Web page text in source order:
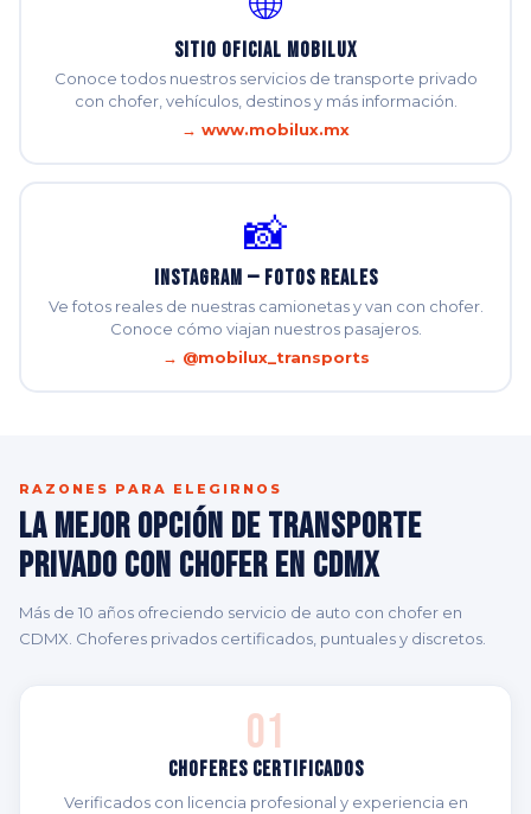
Sitio Oficial Mobilux
Conoce todos nuestros servicios de transporte privado
con chofer, vehículos, destinos y más información.
→ www.mobilux.mx
📸
Instagram — Fotos Reales
Ve fotos reales de nuestras camionetas y van con chofer.
Conoce cómo viajan nuestros pasajeros.
→ @mobilux_transports
RAZONES PARA ELEGIRNOS
La Mejor Opción de Transporte
Privado con Chofer en CDMX
Más de 10 años ofreciendo servicio de auto con chofer en
CDMX. Choferes privados certificados, puntuales y discretos.
01
Choferes Certificados
Verificados con licencia profesional y experiencia en